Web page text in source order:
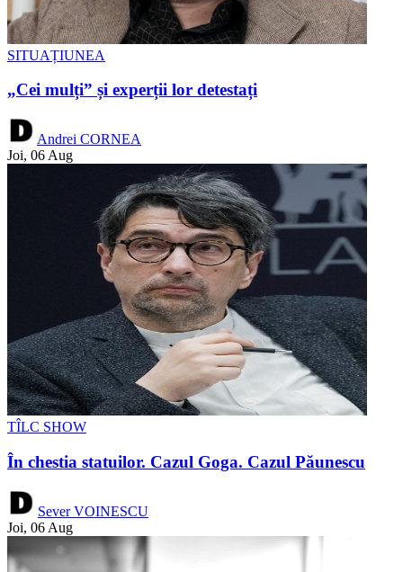
SITUAȚIUNEA
„Cei mulți” și experții lor detestați
Andrei CORNEA
Joi, 06 Aug
TÎLC SHOW
În chestia statuilor. Cazul Goga. Cazul Păunescu
Sever VOINESCU
Joi, 06 Aug